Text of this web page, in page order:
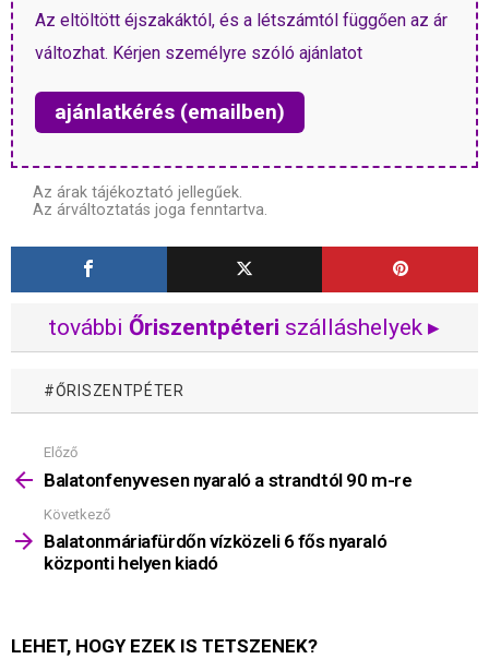
Az eltöltött éjszakáktól, és a létszámtól függően az ár
változhat. Kérjen személyre szóló ajánlatot
ajánlatkérés (emailben)
Az árak tájékoztató jellegűek.
Az árváltoztatás joga fenntartva.
további Őriszentpéteri szálláshelyek ▸
ŐRISZENTPÉTER
Mutass
többet
Előző
Balatonfenyvesen nyaraló a strandtól 90 m-re
Következő
Balatonmáriafürdőn vízközeli 6 fős nyaraló
központi helyen kiadó
LEHET, HOGY EZEK IS TETSZENEK?